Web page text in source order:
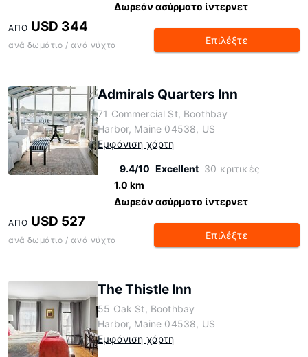
Δωρεάν ασύρματο ίντερνετ
ΑΠΌ USD 344
ανά δωμάτιο / ανά νύχτα Επιλέξτε
Admirals Quarters Inn
71 Commercial St, Boothbay
Harbor, Maine 04538, US
Εμφάνιση χάρτη
9.4/10 Excellent 30 κριτικές
1.0 km
Δωρεάν ασύρματο ίντερνετ
ΑΠΌ USD 527
ανά δωμάτιο / ανά νύχτα Επιλέξτε
The Thistle Inn
55 Oak St, Boothbay
Harbor, Maine 04538, US
Εμφάνιση χάρτη